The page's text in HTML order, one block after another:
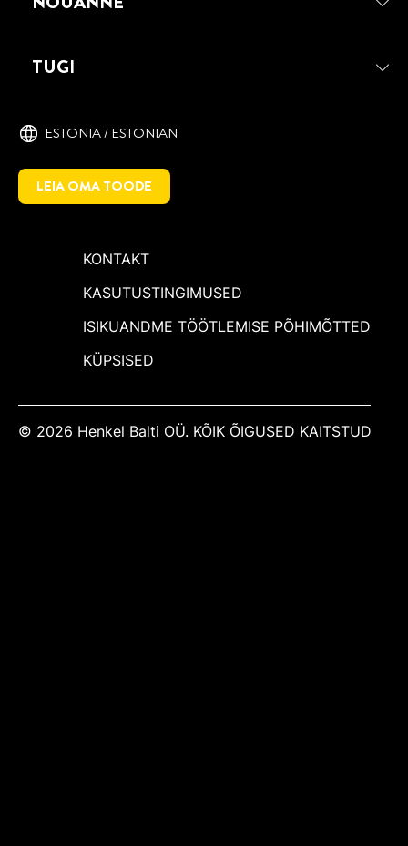
TUGI
ESTONIA / ESTONIAN
LEIA OMA TOODE
KONTAKT
KASUTUSTINGIMUSED
ISIKUANDME TÖÖTLEMISE PÕHIMÕTTED
KÜPSISED
© 2026 Henkel Balti OÜ. KÕIK ÕIGUSED KAITSTUD